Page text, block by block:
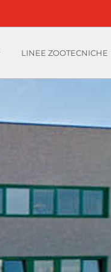
LINEE ZOOTECNICHE